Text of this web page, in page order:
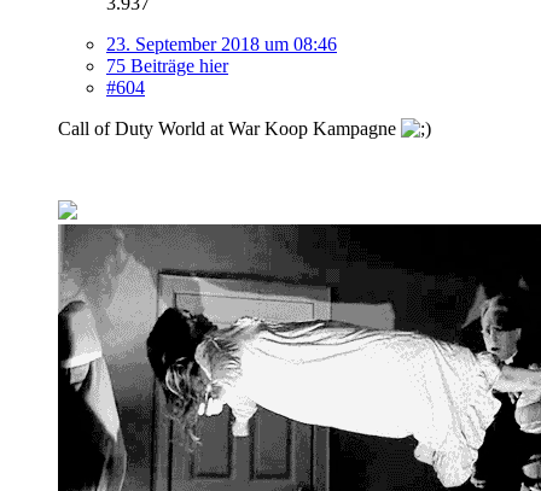
23. September 2018 um 08:46
75 Beiträge hier
#604
Call of Duty World at War Koop Kampagne